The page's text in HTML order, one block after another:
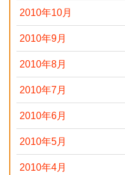
2010年10月
2010年9月
2010年8月
2010年7月
2010年6月
2010年5月
2010年4月